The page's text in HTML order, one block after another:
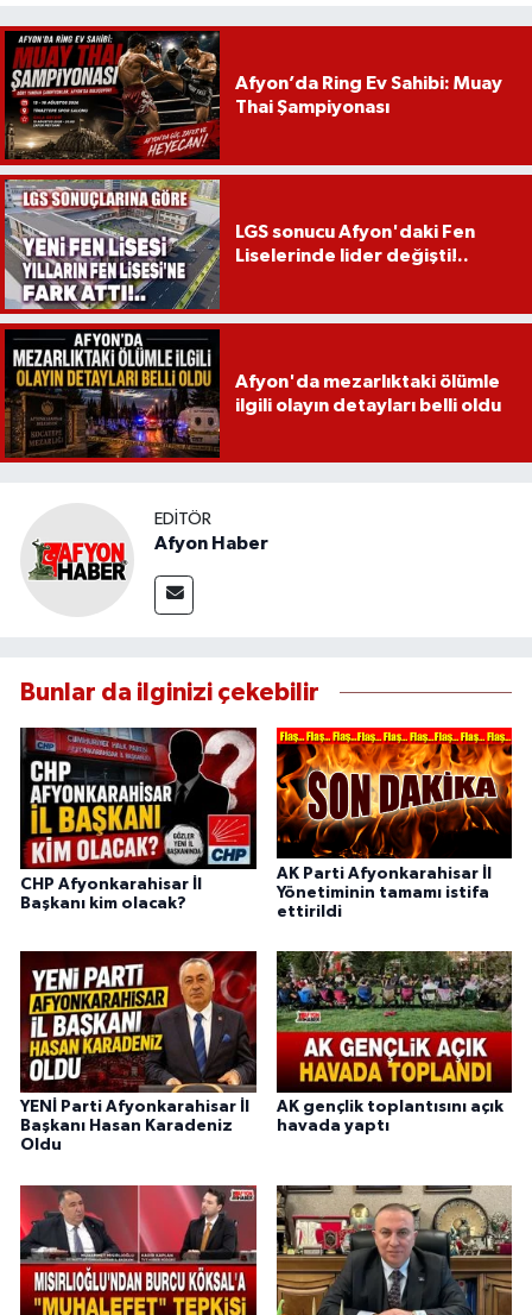
Afyon’da Ring Ev Sahibi: Muay
Thai Şampiyonası
LGS sonucu Afyon'daki Fen
Liselerinde lider değişti!..
Afyon'da mezarlıktaki ölümle
ilgili olayın detayları belli oldu
EDITÖR
Afyon Haber
Bunlar da ilginizi çekebilir
CHP Afyonkarahisar İl
Başkanı kim olacak?
AK Parti Afyonkarahisar İl
Yönetiminin tamamı istifa
ettirildi
YENİ Parti Afyonkarahisar İl
Başkanı Hasan Karadeniz
Oldu
AK gençlik toplantısını açık
havada yaptı